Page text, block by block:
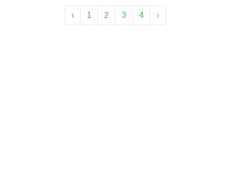
‹ 1 2 3 4 ›